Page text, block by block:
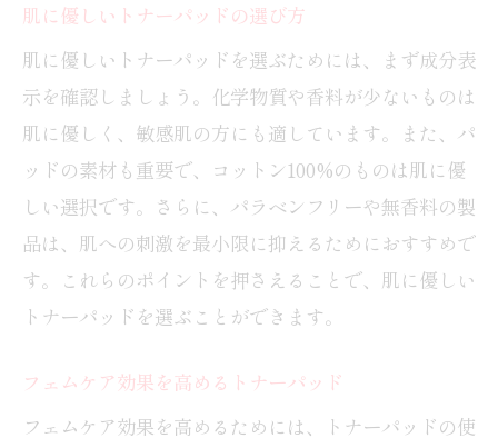
肌に優しいトナーパッドの選び方
肌に優しいトナーパッドを選ぶためには、まず成分表
示を確認しましょう。化学物質や香料が少ないものは
肌に優しく、敏感肌の方にも適しています。また、パ
ッドの素材も重要で、コットン100%のものは肌に優
しい選択です。さらに、パラベンフリーや無香料の製
品は、肌への刺激を最小限に抑えるためにおすすめで
す。これらのポイントを押さえることで、肌に優しい
トナーパッドを選ぶことができます。
フェムケア効果を高めるトナーパッド
フェムケア効果を高めるためには、トナーパッドの使